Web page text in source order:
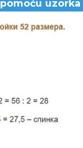
uzorka